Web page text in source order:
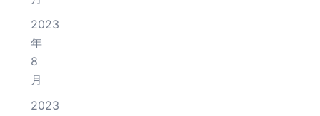
2023
年
8
月
2023